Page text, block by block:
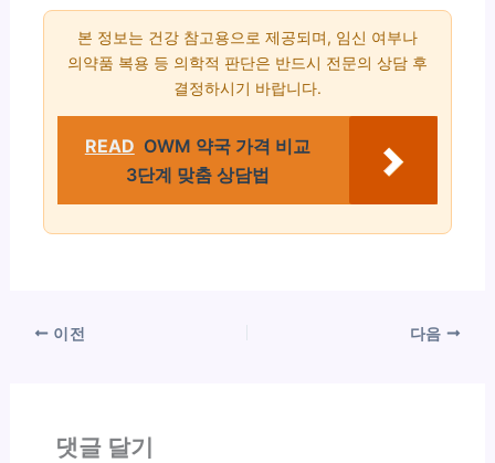
본 정보는 건강 참고용으로 제공되며, 임신 여부나
의약품 복용 등 의학적 판단은 반드시 전문의 상담 후
결정하시기 바랍니다.
READ OWM 약국 가격 비교
3단계 맞춤 상담법
이전 다음
댓글 달기